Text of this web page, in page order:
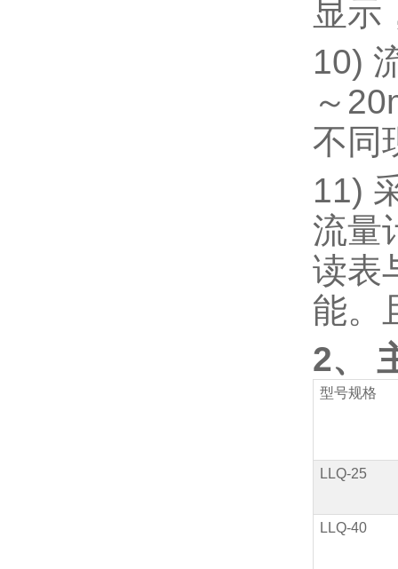
显示
10)
～
不同
11)
流量
读表
能。
2、
型号规格
LLQ-25
LLQ-40